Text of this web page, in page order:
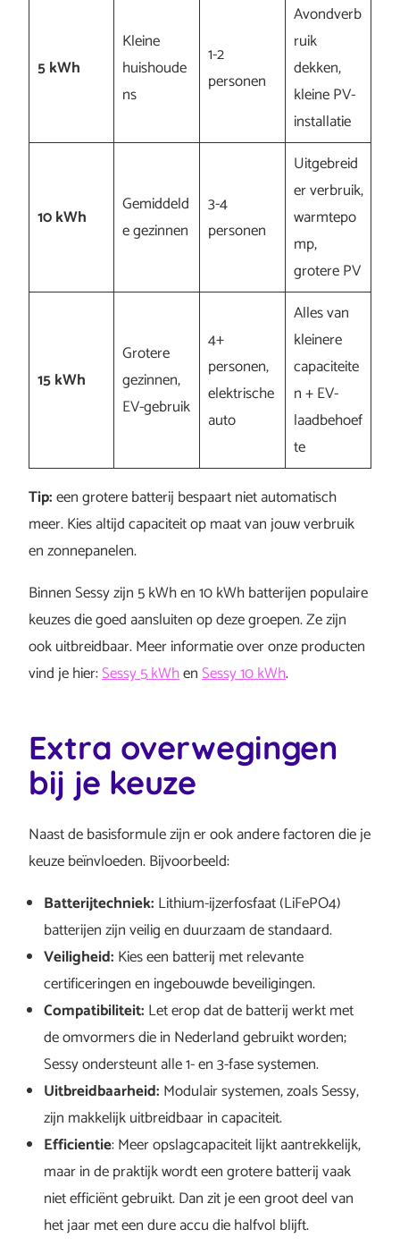
5 kWh
Kleine
huishoude
ns
1-2
personen
Avondverb
ruik
dekken,
kleine PV-
installatie
10 kWh
Gemiddeld
e gezinnen
3-4
personen
Uitgebreid
er verbruik,
warmtepo
mp,
grotere PV
15 kWh
Grotere
gezinnen,
EV-gebruik
4+
personen,
elektrische
auto
Alles van
kleinere
capaciteite
n + EV-
laadbehoef
te
Tip:een grotere batterij bespaart niet automatisch
meer. Kies altijd capaciteit op maat van jouw verbruik
en zonnepanelen.
Binnen Sessy zijn 5 kWh en 10 kWh batterijen populaire
keuzes die goed aansluiten op deze groepen. Ze zijn
ook uitbreidbaar. Meer informatie over onze producten
vind je hier:Sessy 5 kWhenSessy 10 kWh.
Extra overwegingen
bij je keuze
Naast de basisformule zijn er ook andere factoren die je
keuze beïnvloeden. Bijvoorbeeld:
Batterijtechniek: Lithium-ijzerfosfaat (LiFePO4)
batterijen zijn veilig en duurzaam de standaard.
Veiligheid: Kies een batterij met relevante
certificeringen en ingebouwde beveiligingen.
Compatibiliteit: Let erop dat de batterij werkt met
de omvormers die in Nederland gebruikt worden;
Sessy ondersteunt alle 1- en 3-fase systemen.
Uitbreidbaarheid: Modulair systemen, zoals Sessy,
zijn makkelijk uitbreidbaar in capaciteit.
Efficientie: Meer opslagcapaciteit lijkt aantrekkelijk,
maar in de praktijk wordt een grotere batterij vaak
niet efficiënt gebruikt. Dan zit je een groot deel van
het jaar met een dure accu die halfvol blijft.